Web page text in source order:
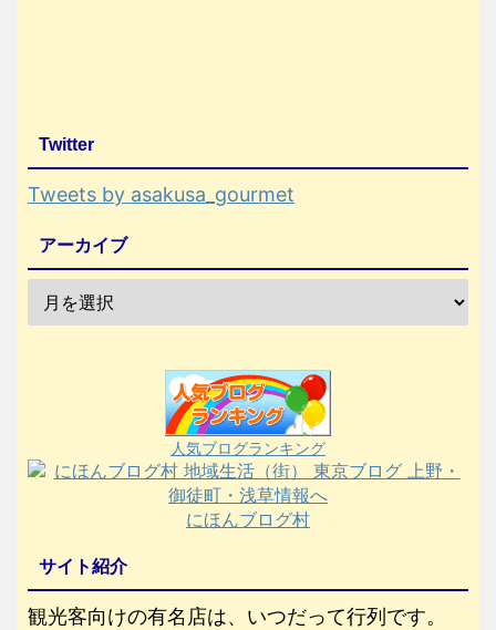
Twitter
Tweets by asakusa_gourmet
アーカイブ
人気ブログランキング
にほんブログ村
サイト紹介
観光客向けの有名店は、いつだって行列です。